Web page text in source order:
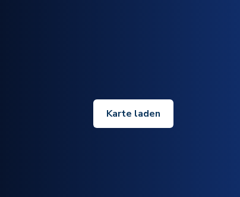
Karte laden